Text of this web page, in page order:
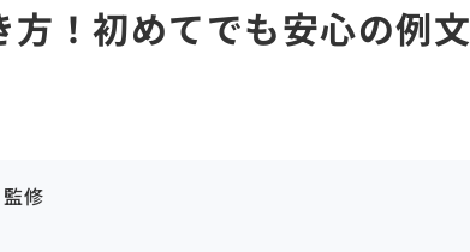
！初めてでも安心の例文
修